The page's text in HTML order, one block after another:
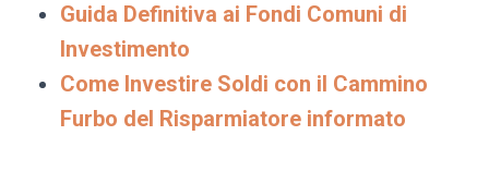
Guida Definitiva ai Fondi Comuni di
Investimento
Come Investire Soldi con il Cammino
Furbo del Risparmiatore informato